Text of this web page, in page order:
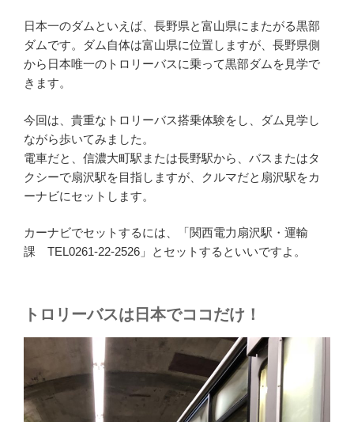
日本一のダムといえば、長野県と富山県にまたがる黒部
ダムです。ダム自体は富山県に位置しますが、長野県側
から日本唯一のトロリーバスに乗って黒部ダムを見学で
きます。
今回は、貴重なトロリーバス搭乗体験をし、ダム見学し
ながら歩いてみました。
電車だと、信濃大町駅または長野駅から、バスまたはタ
クシーで扇沢駅を目指しますが、クルマだと扇沢駅をカ
ーナビにセットします。
カーナビでセットするには、「関西電力扇沢駅・運輸
課 TEL0261-22-2526」とセットするといいですよ。
トロリーバスは日本でココだけ！